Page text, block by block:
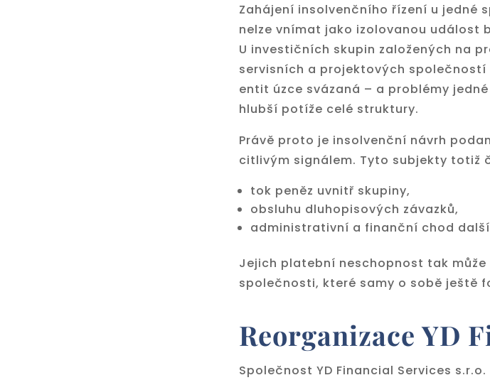
Zahájení insolvenčního řízení u jedné
nelze vnímat jako izolovanou událost
U investičních skupin založených na
servisních a projektových
entit úzce svázaná – a problémy
hlubší potíže celé struktury.
Právě proto je insolvenční návrh
citlivým signálem. Tyto subjekty totiž
tok peněz uvnitř skupiny,
obsluhu dluhopisových závazků,
administrativní a finanční chod
Jejich platební neschopnost tak
společnosti, které samy o sobě ještě
Reorganizace YD
Společnost YD Financial Services